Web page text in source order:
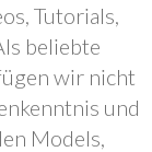
Tutorials,
beliebte
wir nicht
und
Models,